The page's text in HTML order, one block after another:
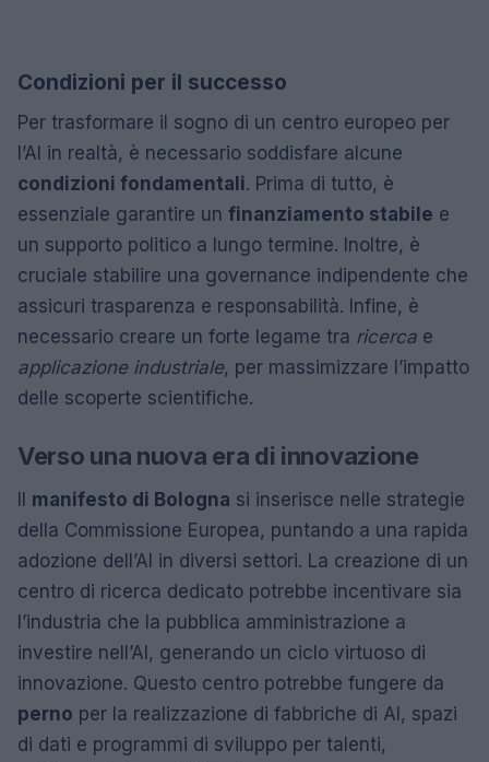
Condizioni per il successo
Per trasformare il sogno di un centro europeo per
l’AI in realtà, è necessario soddisfare alcune
condizioni fondamentali. Prima di tutto, è
essenziale garantire un finanziamento stabile e
un supporto politico a lungo termine. Inoltre, è
cruciale stabilire una governance indipendente che
assicuri trasparenza e responsabilità. Infine, è
necessario creare un forte legame tra ricerca e
applicazione industriale, per massimizzare l’impatto
delle scoperte scientifiche.
Verso una nuova era di innovazione
Il manifesto di Bologna si inserisce nelle strategie
della Commissione Europea, puntando a una rapida
adozione dell’AI in diversi settori. La creazione di un
centro di ricerca dedicato potrebbe incentivare sia
l’industria che la pubblica amministrazione a
investire nell’AI, generando un ciclo virtuoso di
innovazione. Questo centro potrebbe fungere da
perno per la realizzazione di fabbriche di AI, spazi
di dati e programmi di sviluppo per talenti,